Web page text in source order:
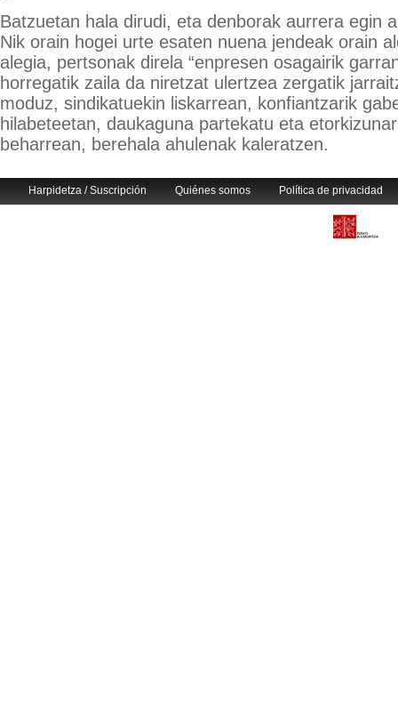
Batzuetan hala dirudi, eta denborak aurrera egin
Nik orain hogei urte esaten nuena jendeak orain
alegia, pertsonak direla “enpresen osagairik
horregatik zaila da niretzat ulertzea zergatik
moduz, sindikatuekin liskarrean, konfiantzarik
hilabeteetan, daukaguna partekatu eta
beharrean, berehala ahulenak kaleratzen.
Harpidetza / Suscripción Quiénes somos Política de privacidad